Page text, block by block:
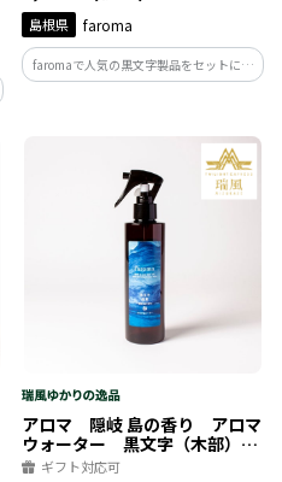
島根県 faroma
faromaで人気の黒文字製品をセットにし
ました。無添加のアロマウォーター、オ
るカードフレグランス（10枚入り）
アロマ 隠岐 島の香り アロマ
ウォーター 黒文字（木部）
200ml
ギフト対応可